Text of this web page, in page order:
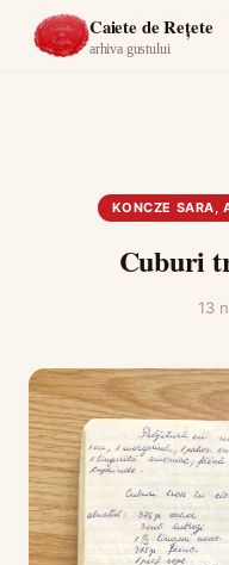
Caiete de Rețete
arhiva gustului
Acasă ›
ciocolată
KONCZE SARA,
Cuburi
13